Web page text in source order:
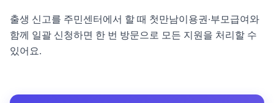
출생 신고를 주민센터에서 할 때 첫만남이용권·부모급여와
함께 일괄 신청하면 한 번 방문으로 모든 지원을 처리할 수
있어요.